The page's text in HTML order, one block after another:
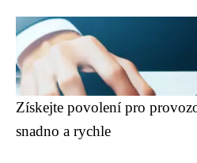
Získejte povolení pro
snadno a rychle